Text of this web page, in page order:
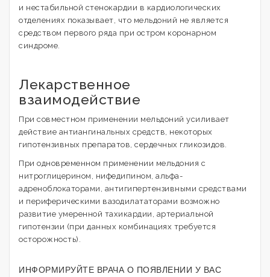
и нестабильной стенокардии в кардиологических
отделениях показывает, что мельдоний не является
средством первого ряда при остром коронарном
синдроме.
Лекарственное
взаимодействие
При совместном применении мельдоний усиливает
действие антиангинальных средств, некоторых
гипотензивных препаратов, сердечных гликозидов.
При одновременном применении мельдония с
нитроглицерином, нифедипином, альфа-
адреноблокаторами, антигипертензивными средствами
и периферическими вазодилататорами возможно
развитие умеренной тахикардии, артериальной
гипотензии (при данных комбинациях требуется
осторожность).
ИНФОРМИРУЙТЕ ВРАЧА О ПОЯВЛЕНИИ У ВАС